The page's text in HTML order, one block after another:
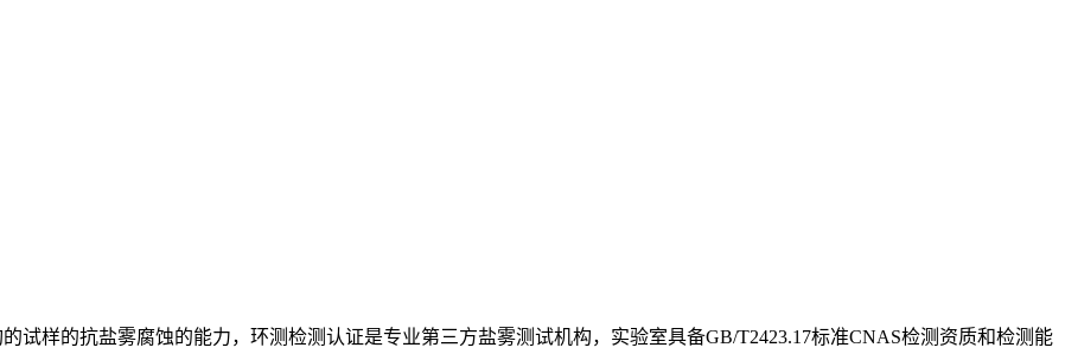
试样的抗盐雾腐蚀的能力，环测检测认证是专业第三方盐雾测试机构，实验室具备GB/T2423.17标准CNAS检测资质和检测能